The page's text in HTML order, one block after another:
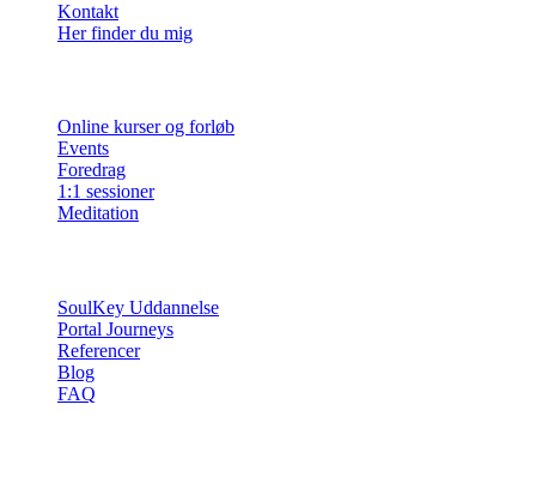
Kontakt
Her finder du mig
Online kurser og forløb
Events
Foredrag
1:1 sessioner
Meditation
SoulKey Uddannelse
Portal Journeys
Referencer
Blog
FAQ